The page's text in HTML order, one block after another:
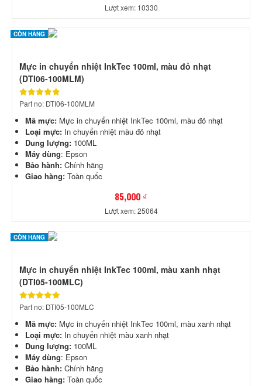
Lượt xem: 10330
CÒN HÀNG
Mực in chuyển nhiệt InkTec 100ml, màu đỏ nhạt
(DTI06-100MLM)
Part no: DTI06-100MLM
Mã mực: Mực in chuyển nhiệt InkTec 100ml, màu đỏ nhạt
Loại mực: In chuyển nhiệt màu đỏ nhạt
Dung lượng: 100ML
Máy dùng: Epson
Bảo hành: Chính hãng
Giao hàng: Toàn quốc
85,000 ₫
Lượt xem: 25064
CÒN HÀNG
Mực in chuyển nhiệt InkTec 100ml, màu xanh nhạt
(DTI05-100MLC)
Part no: DTI05-100MLC
Mã mực: Mực in chuyển nhiệt InkTec 100ml, màu xanh nhạt
Loại mực: In chuyển nhiệt màu xanh nhạt
Dung lượng: 100ML
Máy dùng: Epson
Bảo hành: Chính hãng
Giao hàng: Toàn quốc